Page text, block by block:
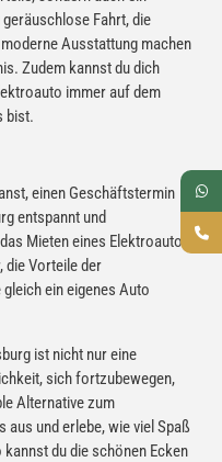
Fahrt, die
Ausstattung machen
Zudem kannst du dich
immer auf dem
bist.
einen Geschäftstermin
entspannt und
Mieten eines Elektroautos
die Vorteile der
ein eigenes Auto
ist nicht nur eine
sich fortzubewegen,
Alternative zum
und erlebe, wie viel Spaß
du die schönen Ecken